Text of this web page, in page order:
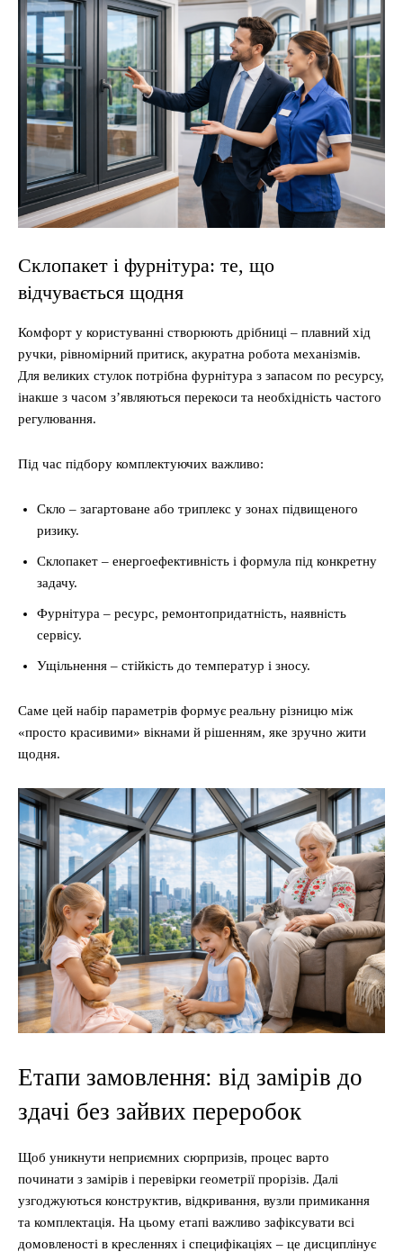
Склопакет і фурнітура: те, що
відчувається щодня
Комфорт у користуванні створюють дрібниці – плавний хід
ручки, рівномірний притиск, акуратна робота механізмів.
Для великих стулок потрібна фурнітура з запасом по ресурсу,
інакше з часом з’являються перекоси та необхідність частого
регулювання.
Під час підбору комплектуючих важливо:
Скло – загартоване або триплекс у зонах підвищеного
ризику.
Склопакет – енергоефективність і формула під конкретну
задачу.
Фурнітура – ресурс, ремонтопридатність, наявність
сервісу.
Ущільнення – стійкість до температур і зносу.
Саме цей набір параметрів формує реальну різницю між
«просто красивими» вікнами й рішенням, яке зручно жити
щодня.
Етапи замовлення: від замірів до
здачі без зайвих переробок
Щоб уникнути неприємних сюрпризів, процес варто
починати з замірів і перевірки геометрії прорізів. Далі
узгоджуються конструктив, відкривання, вузли примикання
та комплектація. На цьому етапі важливо зафіксувати всі
домовленості в кресленнях і специфікаціях – це дисциплінує